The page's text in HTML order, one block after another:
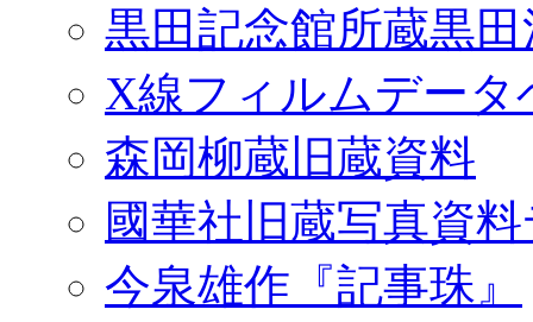
黒田記念館所蔵黒
X線フィルムデータ
森岡柳蔵旧蔵資料
國華社旧蔵写真資
今泉雄作『記事珠』